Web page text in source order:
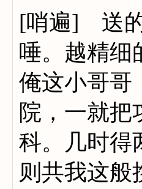
[哨遍] 送的
唾。越精细
俺这小哥哥
院，一就把
科。几时得
则共我这般